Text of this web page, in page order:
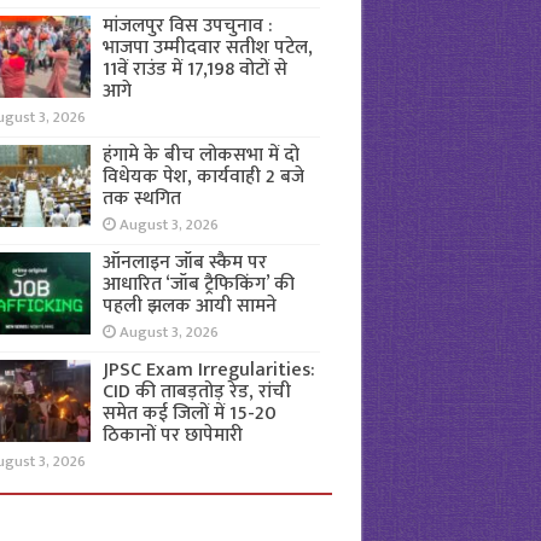
मांजलपुर विस उपचुनाव :
भाजपा उम्मीदवार सतीश पटेल,
11वें राउंड में 17,198 वोटों से
आगे
3, 2026
हंगामे के बीच लोकसभा में दो
विधेयक पेश, कार्यवाही 2 बजे
तक स्थगित
August 3, 2026
ऑनलाइन जॉब स्कैम पर
आधारित ‘जॉब ट्रैफिकिंग’ की
पहली झलक आयी सामने
August 3, 2026
JPSC Exam Irregularities:
CID की ताबड़तोड़ रेड, रांची
समेत कई जिलों में 15-20
ठिकानों पर छापेमारी
3, 2026